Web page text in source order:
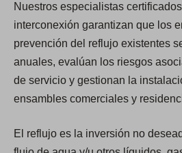
Nuestros especialistas
interconexión garantizan que los
prevención del reflujo existentes
anuales, evalúan los riesgos
de servicio y gestionan la
ensambles comerciales y
El reflujo es la inversión no